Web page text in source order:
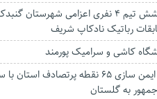
درخشش تیم 4 نفری اعزامی شهرستان
رباتیک نادکاپ شریف
کاشی و سرامیک پورمند
آغاز ایمن سازی ۶۵ نقطه پرتصادف استان
به گلستان